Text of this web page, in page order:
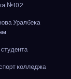
№102
Уралбека
колледжа